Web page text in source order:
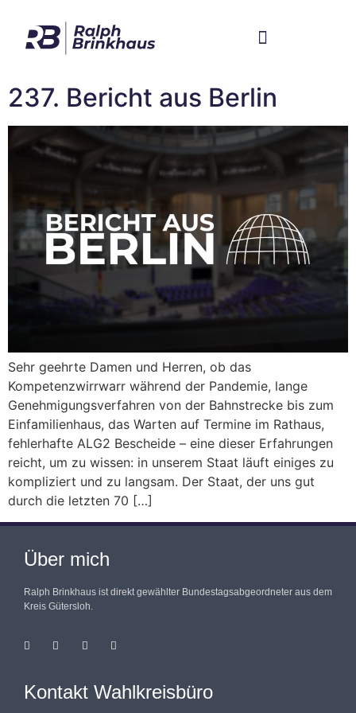
237. Bericht aus Berlin
Sehr geehrte Damen und Herren, ob das
Kompetenzwirrwarr während der Pandemie, lange
Genehmigungsverfahren von der Bahnstrecke bis zum
Einfamilienhaus, das Warten auf Termine im Rathaus,
fehlerhafte ALG2 Bescheide – eine dieser Erfahrungen
reicht, um zu wissen: in unserem Staat läuft einiges zu
kompliziert und zu langsam. Der Staat, der uns gut
durch die letzten 70 […]
Über mich
Ralph Brinkhaus ist direkt gewählter Bundestagsabgeordneter aus dem
Kreis Gütersloh.
Kontakt Wahlkreisbüro